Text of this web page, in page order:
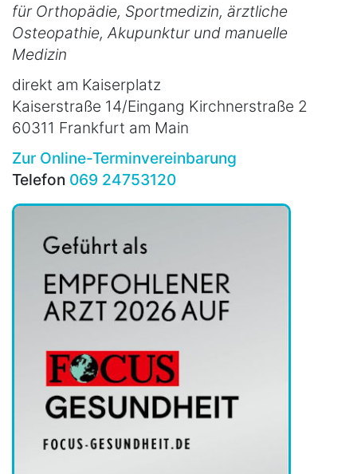
für Orthopädie, Sportmedizin, ärztliche
Osteopathie, Akupunktur und manuelle
Medizin
direkt am Kaiserplatz
Kaiserstraße 14/Eingang Kirchnerstraße 2
60311 Frankfurt am Main
Zur Online-Terminvereinbarung
Telefon 069 24753120